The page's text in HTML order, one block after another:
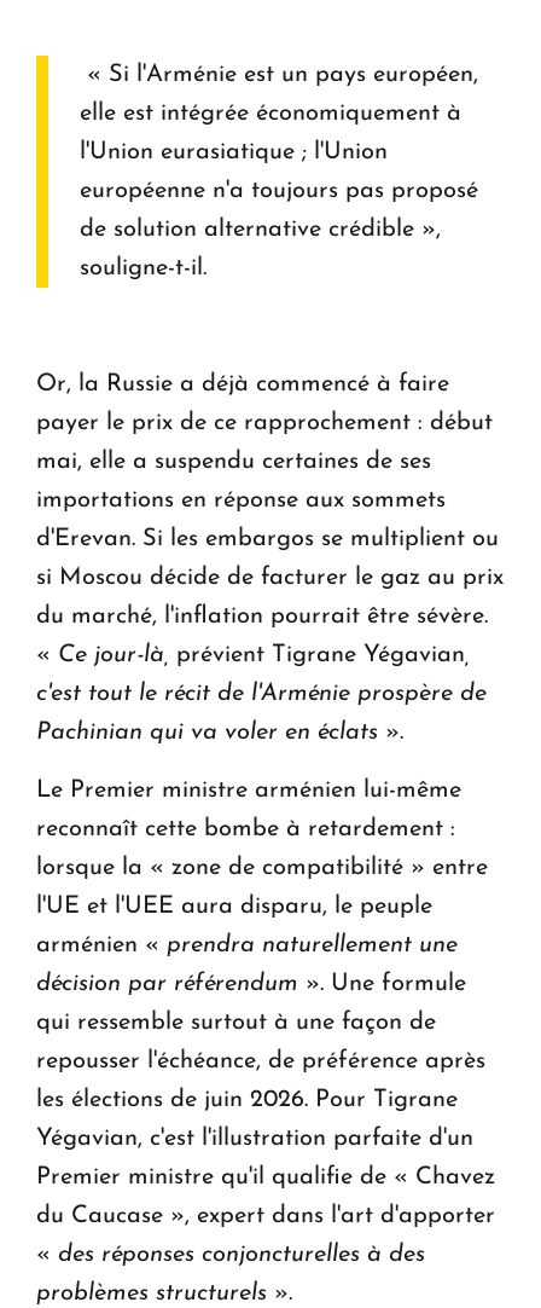
« Si l'Arménie est un pays européen,
elle est intégrée économiquement à
l'Union eurasiatique ; l'Union
européenne n'a toujours pas proposé
de solution alternative crédible »,
souligne-t-il.
Or, la Russie a déjà commencé à faire
payer le prix de ce rapprochement : début
mai, elle a suspendu certaines de ses
importations en réponse aux sommets
d'Erevan. Si les embargos se multiplient ou
si Moscou décide de facturer le gaz au prix
du marché, l'inflation pourrait être sévère.
« Ce jour-là, prévient Tigrane Yégavian,
c'est tout le récit de l'Arménie prospère de
Pachinian qui va voler en éclats ».
Le Premier ministre arménien lui-même
reconnaît cette bombe à retardement :
lorsque la « zone de compatibilité » entre
l'UE et l'UEE aura disparu, le peuple
arménien « prendra naturellement une
décision par référendum ». Une formule
qui ressemble surtout à une façon de
repousser l'échéance, de préférence après
les élections de juin 2026. Pour Tigrane
Yégavian, c'est l'illustration parfaite d'un
Premier ministre qu'il qualifie de « Chavez
du Caucase », expert dans l'art d'apporter
« des réponses conjoncturelles à des
problèmes structurels ».